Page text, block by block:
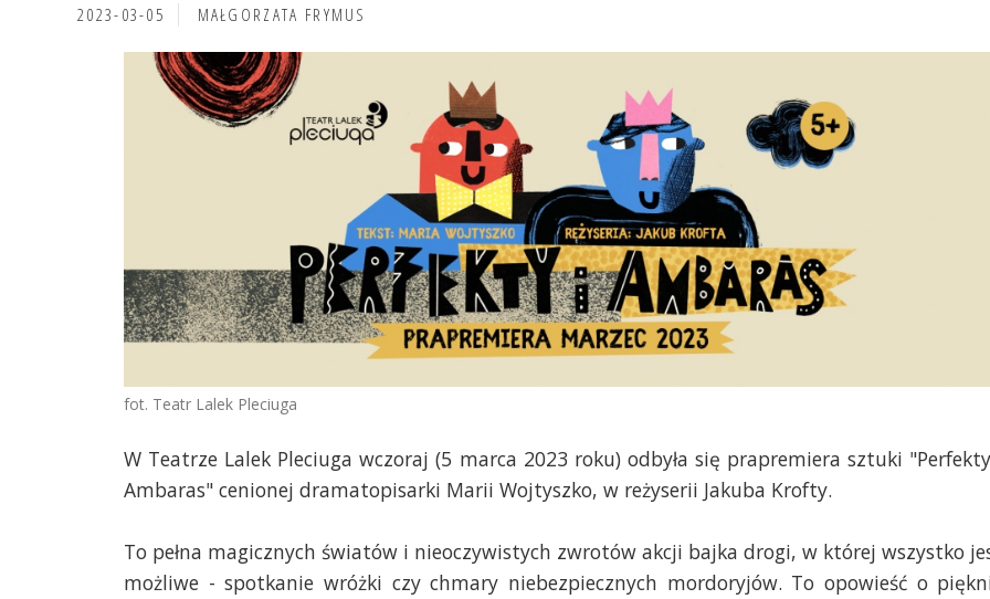
2023-03-05 MAŁGORZATA FRYMUS
fot. Teatr Lalek Pleciuga
W Teatrze Lalek Pleciuga wczoraj (5 marca 2023 roku) odbyła się prapremiera sztuki
Ambaras" cenionej dramatopisarki Marii Wojtyszko, w reżyserii Jakuba Krofty.
To pełna magicznych światów i nieoczywistych zwrotów akcji bajka drogi, w której wszystko
możliwe - spotkanie wróżki czy chmary niebezpiecznych mordoryjów. To opowieść o